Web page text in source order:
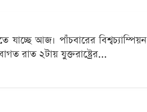
আজ। পাঁচবারের বিশ্বচ্যাম্পিয়ন
রাত ২টায় যুক্তরাষ্ট্রের...